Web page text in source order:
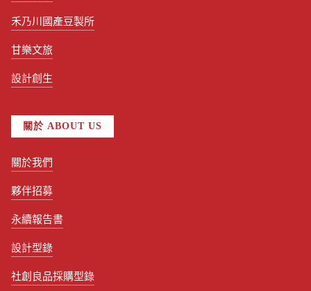
禾乃川國產豆製所
甘樂文旅
設計創生
關於 ABOUT US
關於我們
夥伴招募
永續報告書
設計型錄
社創良品採購型錄